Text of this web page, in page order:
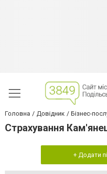
Головна Довідник Бізнес-
Страхування
+ Додати